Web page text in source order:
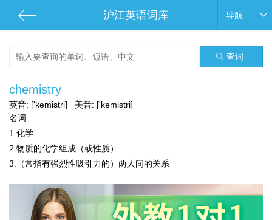
沪江英语词库 导航
查词
chemistry
英音: ['kemistri] 美音: ['kemistri]
名词
1.化学
2.物质的化学组成（或性质）
3.（常指有强烈性吸引力的）两人间的关系